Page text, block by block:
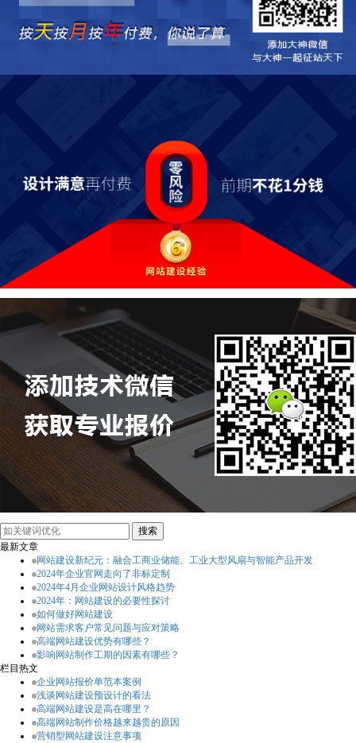
最新文章
网站建设新纪元：融合工商业储能、工业大型风扇与智能产品开发
2024年企业官网走向了非标定制
2024年4月企业网站设计风格趋势
2024年：网站建设的必要性探讨
如何做好网站建设
网站需求客户常见问题与应对策略
高端网站建设优势有哪些？
影响网站制作工期的因素有哪些？
栏目热文
企业网站报价单范本案例
浅谈网站建设预设计的看法
高端网站建设是高在哪里？
高端网站制作价格越来越贵的原因
营销型网站建设注意事项